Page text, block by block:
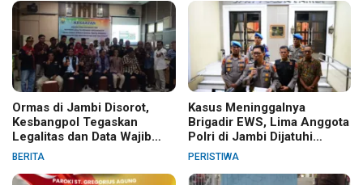
Ormas di Jambi Disorot,
Kesbangpol Tegaskan
Legalitas dan Data Wajib
Jelas
BERITA
Kasus Meninggalnya
Brigadir EWS, Lima Anggota
Polri di Jambi Dijatuhi
Sanksi PTDH
PERISTIWA